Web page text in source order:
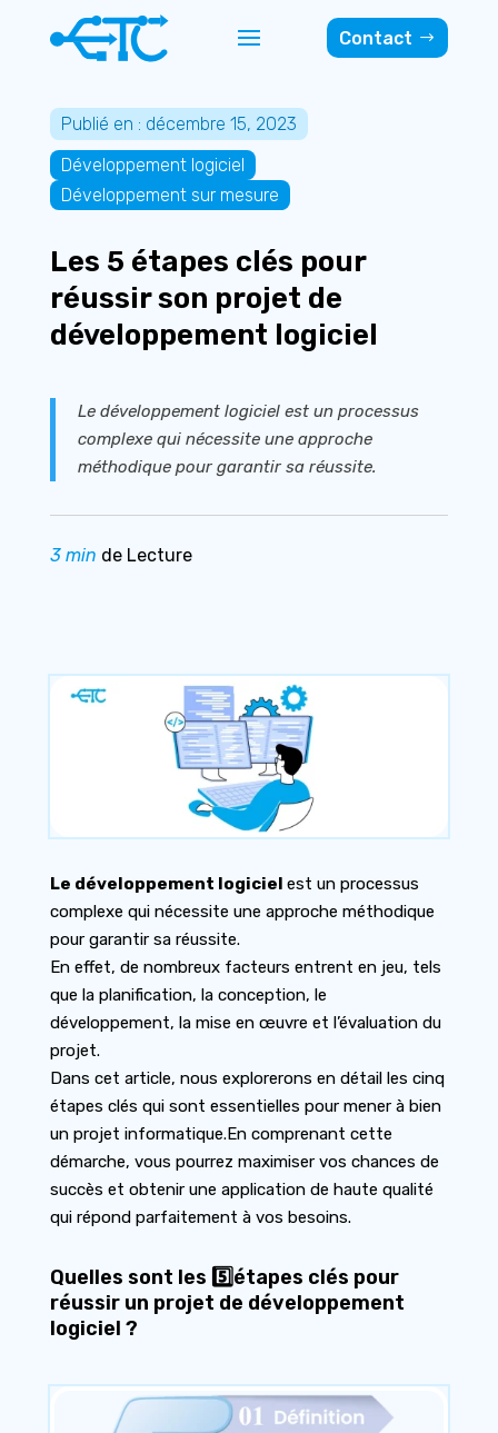
Contact
Publié en : décembre 15, 2023
Développement logiciel
Développement sur mesure
Les 5 étapes clés pour
réussir son projet de
développement logiciel
Le développement logiciel est un processus
complexe qui nécessite une approche
méthodique pour garantir sa réussite.
3 min de Lecture
Le développement logiciel est un processus
complexe qui nécessite une approche méthodique
pour garantir sa réussite.
En effet, de nombreux facteurs entrent en jeu, tels
que la planification, la conception, le
développement, la mise en œuvre et l’évaluation du
projet.
Dans cet article, nous explorerons en détail les cinq
étapes clés qui sont essentielles pour mener à bien
un projet informatique.En comprenant cette
démarche, vous pourrez maximiser vos chances de
succès et obtenir une application de haute qualité
qui répond parfaitement à vos besoins.
Quelles sont les 5️⃣étapes clés pour
réussir un projet de développement
logiciel ?